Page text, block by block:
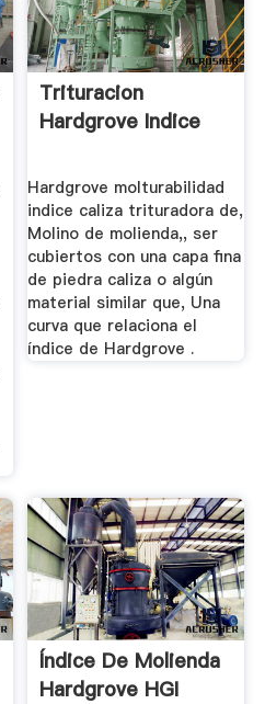
Trituracion
Hardgrove Indice
Hardgrove molturabilidad
indice caliza trituradora de,
Molino de molienda,, ser
cubiertos con una capa fina
de piedra caliza o algún
material similar que, Una
curva que relaciona el
índice de Hardgrove .
Índice De Molienda
Hardgrove HGI